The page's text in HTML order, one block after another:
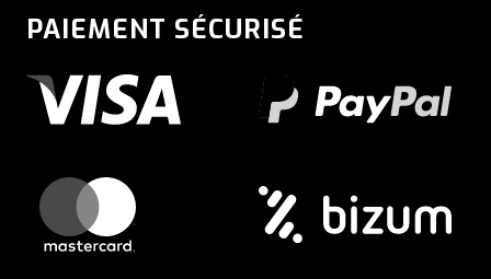
PAIEMENT SÉCURISÉ